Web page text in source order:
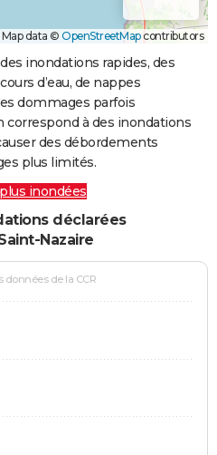
Map data © OpenStreetMapcontributors
inondations rapides, des
d’eau, de nappes
dommages parfois
à des inondations
des débordements
plus limités.
inondées
déclarées
Nazaire
données de la CCR